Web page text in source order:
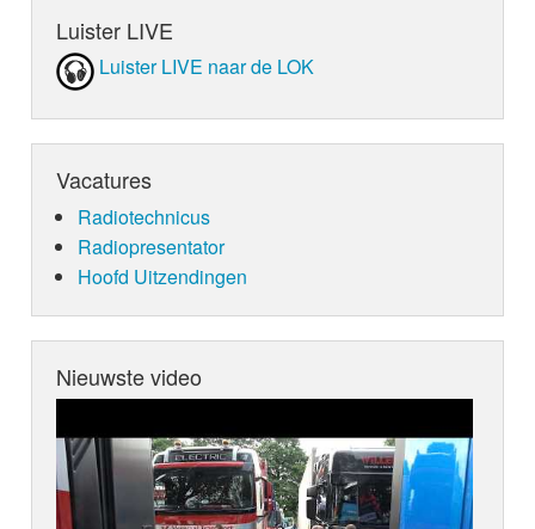
Luister LIVE
Luister LIVE naar de LOK
Vacatures
Radiotechnicus
Radiopresentator
Hoofd Uitzendingen
Nieuwste video